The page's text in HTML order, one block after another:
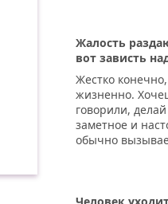
Жалость
вот зависть
Жестко
жизненно.
говорили,
заметное и
обычно